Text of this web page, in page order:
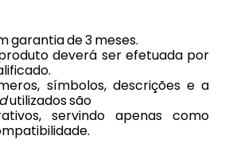
garantia de 3 meses.
deverá ser efetuada por
símbolos, descrições e a
utilizados são
servindo apenas como